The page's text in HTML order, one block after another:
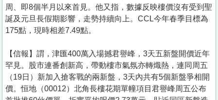
周、即8個半月以來首見。他又指，數據反映樓價沒有受到聖
誕及元旦長假期影響，走勢持續向上。CCL今年春季目標為
175點，現時相差7.49點。
【信報】謂，津匯400萬入場撼君譽峰，3天五新盤開價近年
罕見。股市連番創新高，帶動樓市氣氛亦轉熾熱，連同周五
（19日）新加入搶客戰的兩新盤，3天內共有5個新盤爭相開
價。恒地（00012）北角長樓花期單幢項目君譽峰周五公布